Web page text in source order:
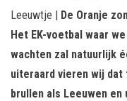
Leeuwtje | De Oranje
Het EK-voetbal waar
wachten zal natuurlijk
uiteraard vieren wij dat
brullen als Leeuwen